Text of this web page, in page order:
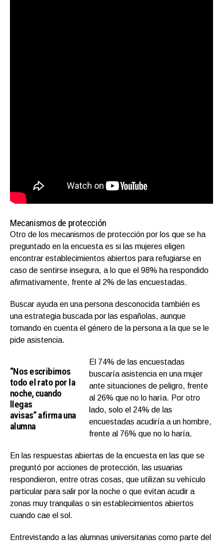
Mecanismos de protección
Otro de los mecanismos de protección por los que se ha
preguntado en la encuesta es si las mujeres eligen
encontrar establecimientos abiertos para refugiarse en
caso de sentirse insegura, a lo que el 98% ha respondido
afirmativamente, frente al 2% de las encuestadas.
Buscar ayuda en una persona desconocida también es
una estrategia buscada por las españolas, aunque
tomando en cuenta el género de la persona a la que se le
pide asistencia.
“Nos escribimos
todo el rato por la
noche, cuando
llegas
avisas” afirma una
alumna
El 74% de las encuestadas
buscaría asistencia en una mujer
ante situaciones de peligro, frente
al 26% que no lo haría. Por otro
lado, solo el 24% de las
encuestadas acudiría a un hombre,
frente al 76% que no lo haría.
En las respuestas abiertas de la encuesta en las que se
preguntó por acciones de protección, las usuarias
respondieron, entre otras cosas, que utilizan su vehículo
particular para salir por la noche o que evitan acudir a
zonas muy tranquilas o sin establecimientos abiertos
cuando cae el sol.
Entrevistando a las alumnas universitarias como parte del